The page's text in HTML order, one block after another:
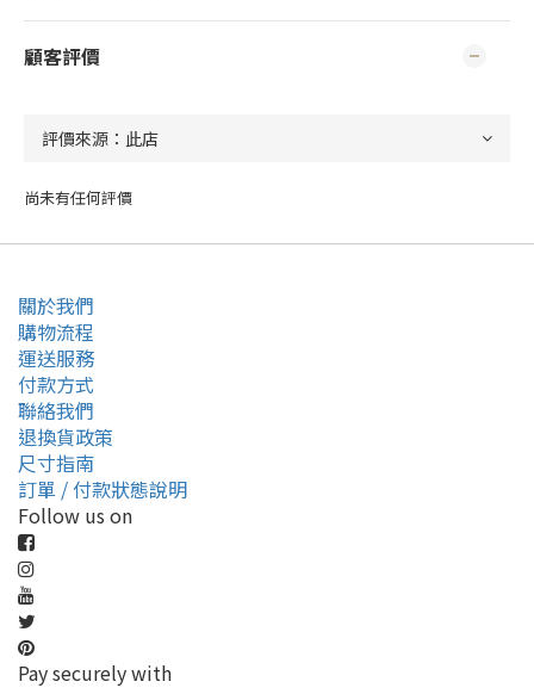
顧客評價
尚未有任何評價
關於我們
購物流程
運送服務
付款方式
聯絡我們
退換貨政策
尺寸指南
訂單 / 付款狀態說明
Follow us on
Pay securely with